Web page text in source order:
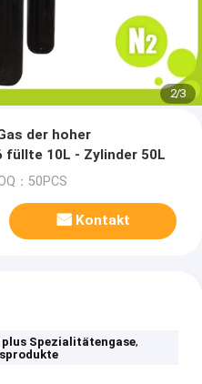
2/3
der hoher
füllte 10L - Zylinder 50L
：50PCS
Kontakt
plus Spezialitätengase,